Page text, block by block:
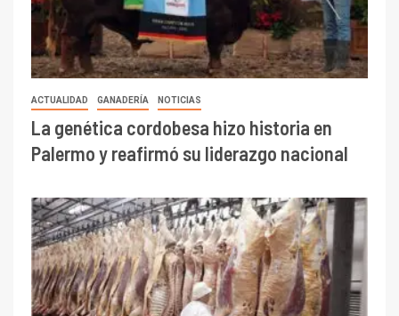
ACTUALIDAD GANADERÍA NOTICIAS
La genética cordobesa hizo historia en
Palermo y reafirmó su liderazgo nacional